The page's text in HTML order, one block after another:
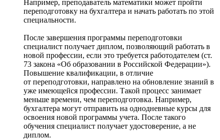
Например, преподаватель математики может пройти
переподготовку на бухгалтера и начать работать по этой
специальности.
После завершения программы переподготовки
специалист получает диплом, позволяющий работать в
новой профессии, если это требуется работодателем (ст.
73 закона «Об образовании в Российской Федерации»).
Повышение квалификации, в отличие
от переподготовки, направлено на обновление знаний в
уже имеющейся профессии. Такой процесс занимает
меньше времени, чем переподготовка. Например,
бухгалтера могут отправить на однодневные курсы для
освоения новой программы учета. После такого
обучения специалист получает удостоверение, а не
диплом.